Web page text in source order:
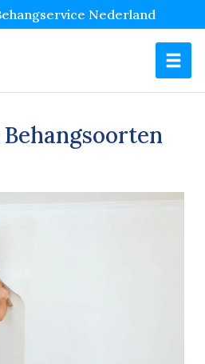
Nederland
Behangsoorten